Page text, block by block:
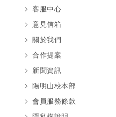
客服中心
意見信箱
關於我們
合作提案
新聞資訊
陽明山校本部
會員服務條款